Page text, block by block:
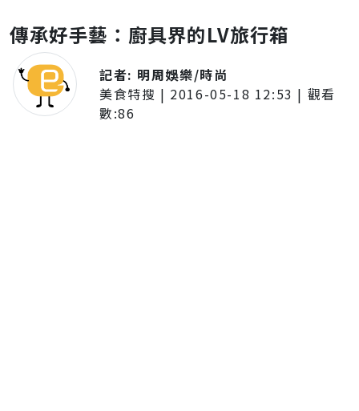
傳承好手藝：廚具界的LV旅行箱
記者: 明周娛樂/時尚
美食特搜 | 2016-05-18 12:53 | 觀看
數:86